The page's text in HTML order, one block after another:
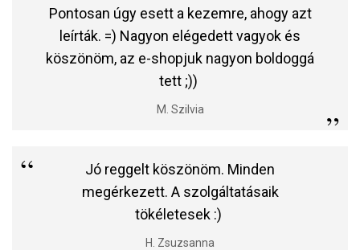
Pontosan úgy esett a kezemre, ahogy azt
leírták. =) Nagyon elégedett vagyok és
köszönöm, az e-shopjuk nagyon boldoggá
tett ;))
M. Szilvia
Jó reggelt köszönöm. Minden
megérkezett. A szolgáltatásaik
tökéletesek :)
H. Zsuzsanna